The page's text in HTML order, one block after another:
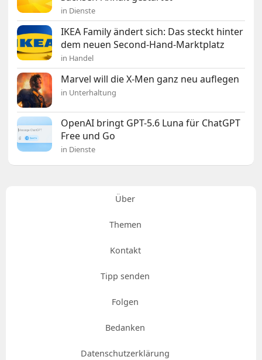
in Dienste
IKEA Family ändert sich: Das steckt hinter
dem neuen Second-Hand-Marktplatz
in Handel
Marvel will die X-Men ganz neu auflegen
in Unterhaltung
OpenAI bringt GPT-5.6 Luna für ChatGPT
Free und Go
in Dienste
Über
Themen
Kontakt
Tipp senden
Folgen
Bedanken
Datenschutzerklärung